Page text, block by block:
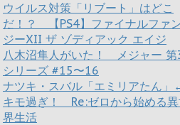
ウイルス対策「リブート」はどこ
だ！？ 【PS4】ファイナルファ
ジーXII ザ ゾディアック エイジ
八木沼隼人がいた！ メジャー 第
シリーズ #15〜16
ナツキ・スバル「エミリアたん」
キモ過ぎ！ Re:ゼロから始める
界生活